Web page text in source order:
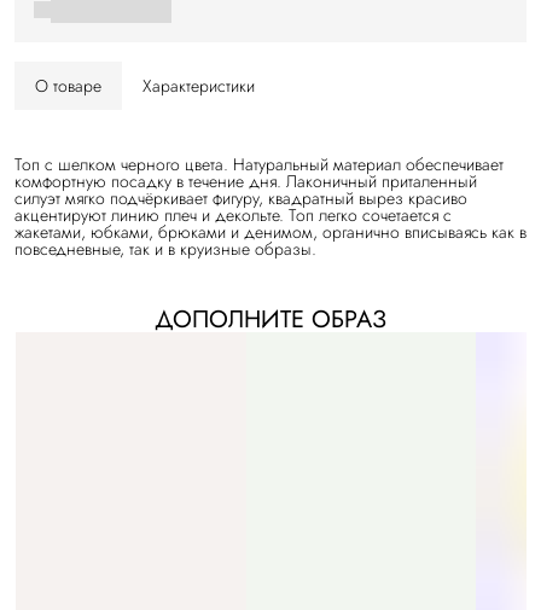
О товаре Характеристики
Топ с шелком черного цвета. Натуральный материал обеспечивает
комфортную посадку в течение дня. Лаконичный приталенный
силуэт мягко подчёркивает фигуру, квадратный вырез красиво
акцентируют линию плеч и декольте. Топ легко сочетается с
жакетами, юбками, брюками и денимом, органично вписываясь как в
повседневные, так и в круизные образы.
ДОПОЛНИТЕ ОБРАЗ